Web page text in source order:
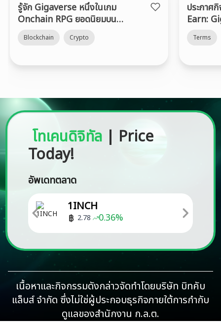
รู้จัก Gigaverse หนึ่งในเกม
Onchain RPG ยอดนิยมบน
Abstract Chain
Blockchain Crypto
ประกาศ
Earn:
Terms
โทเคนดิจิทัล | Price
Today!
อัพเดทตลาด
1INCH
2.78 0.36%
เนื้อหาและกิจกรรมดังกล่าวจัดทำโดยบริษัท บิทคับ
แล็บส์ จำกัด ซึ่งไม่ใช่ผู้ประกอบธุรกิจภายใต้การกำกับ
ดูแลของสำนักงาน ก.ล.ต.